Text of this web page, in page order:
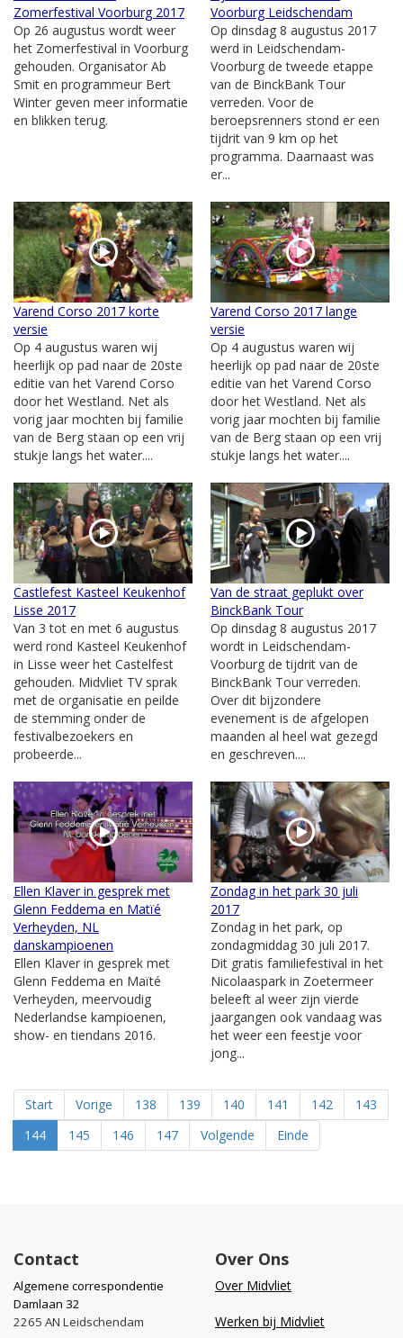
Zomerfestival Voorburg 2017
Op 26 augustus wordt weer
het Zomerfestival in Voorburg
gehouden. Organisator Ab
Smit en programmeur Bert
Winter geven meer informatie
en blikken terug.
Voorburg Leidschendam
Op dinsdag 8 augustus 2017
werd in Leidschendam-
Voorburg de tweede etappe
van de BinckBank Tour
verreden. Voor de
beroepsrenners stond er een
tijdrit van 9 km op het
programma. Daarnaast was
er...
Varend Corso 2017 korte
versie
Op 4 augustus waren wij
heerlijk op pad naar de 20ste
editie van het Varend Corso
door het Westland. Net als
vorig jaar mochten bij familie
van de Berg staan op een vrij
stukje langs het water....
Varend Corso 2017 lange
versie
Op 4 augustus waren wij
heerlijk op pad naar de 20ste
editie van het Varend Corso
door het Westland. Net als
vorig jaar mochten bij familie
van de Berg staan op een vrij
stukje langs het water....
Castlefest Kasteel Keukenhof
Lisse 2017
Van 3 tot en met 6 augustus
werd rond Kasteel Keukenhof
in Lisse weer het Castelfest
gehouden. Midvliet TV sprak
met de organisatie en peilde
de stemming onder de
festivalbezoekers en
probeerde...
Van de straat geplukt over
BinckBank Tour
Op dinsdag 8 augustus 2017
wordt in Leidschendam-
Voorburg de tijdrit van de
BinckBank Tour verreden.
Over dit bijzondere
evenement is de afgelopen
maanden al heel wat gezegd
en geschreven....
Ellen Klaver in gesprek met
Glenn Feddema en Matïé
Verheyden, NL
danskampioenen
Ellen Klaver in gesprek met
Glenn Feddema en Maïté
Verheyden, meervoudig
Nederlandse kampioenen,
show- en tiendans 2016.
Zondag in het park 30 juli
2017
Zondag in het park, op
zondagmiddag 30 juli 2017.
Dit gratis familiefestival in het
Nicolaaspark in Zoetermeer
beleeft al weer zijn vierde
jaargangen ook vandaag was
het weer een feestje voor
jong...
Start Vorige 138 139 140 141 142
143
144
145 146 147 Volgende Einde
Contact
Algemene correspondentie
Damlaan 32
2265 AN Leidschendam
Over Ons
Over Midvliet
Werken bij Midvliet